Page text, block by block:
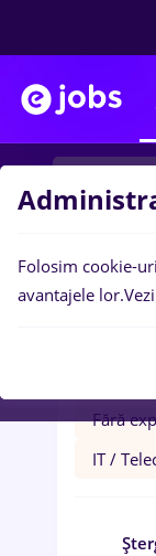
Filtre
Fără
IT /
Folosim cookie-
avantajele lor.